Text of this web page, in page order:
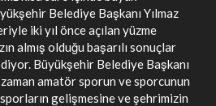
Belediye Başkanı Yılmaz
iki yıl önce açılan yüzme
almış olduğu başarılı sonuçlar
Büyükşehir Belediye Başkanı
amatör sporun ve sporcunun
gelişmesine ve şehrimizin